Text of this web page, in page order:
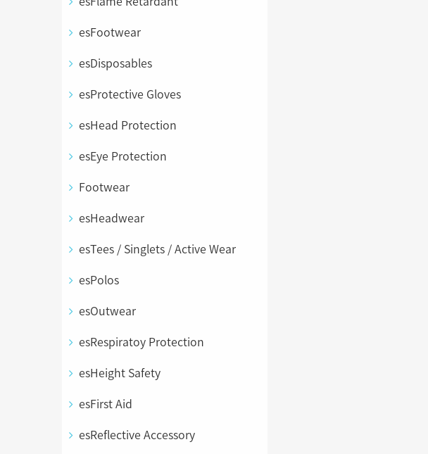
esFootwear
esDisposables
esProtective Gloves
esHead Protection
esEye Protection
Footwear
esHeadwear
esTees / Singlets / Active Wear
esPolos
esOutwear
esRespiratoy Protection
esHeight Safety
esFirst Aid
esReflective Accessory